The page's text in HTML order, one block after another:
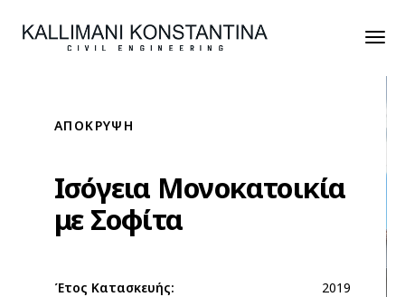
ΑΠΟΚΡΥΨΗ
Ισόγεια Μονοκατοικία
με Σοφίτα
Έτος Κατασκευής: 2019